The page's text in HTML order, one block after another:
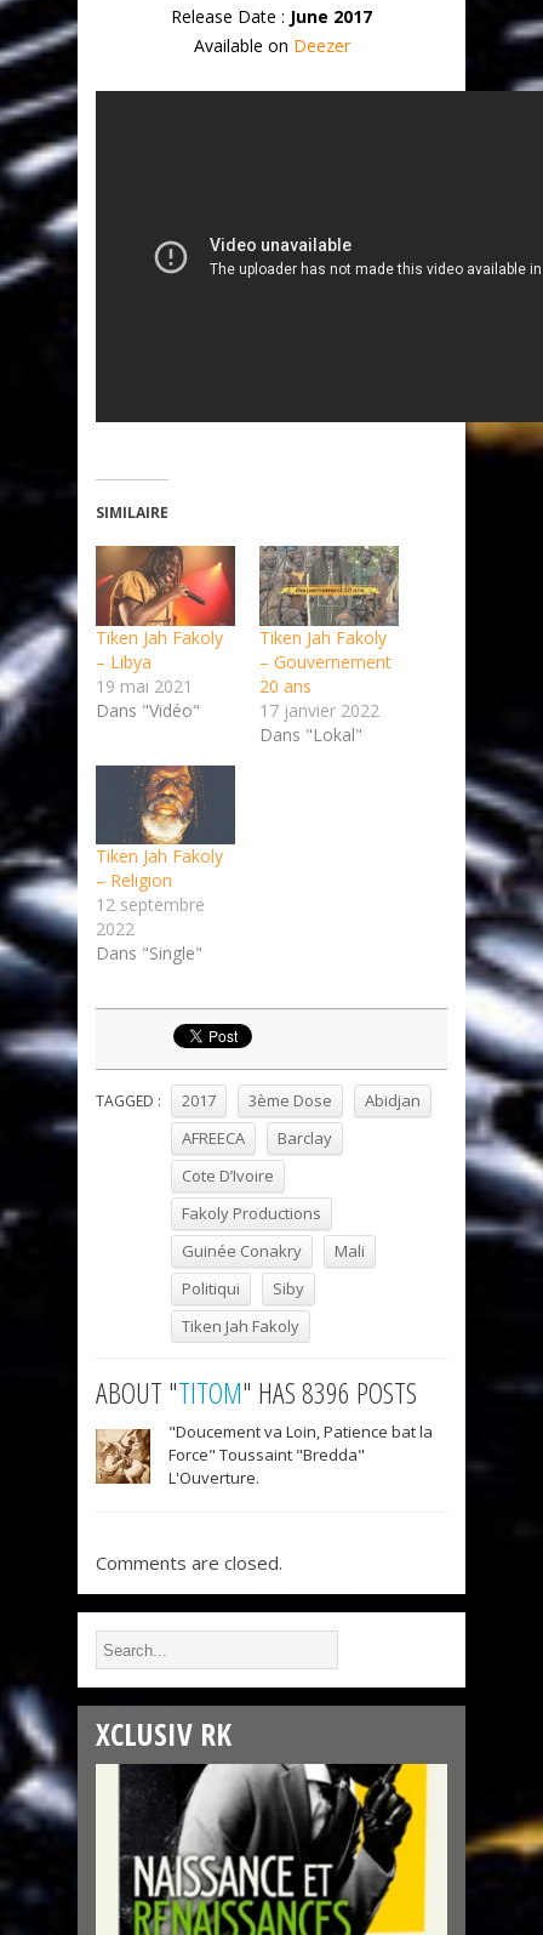
Release Date : June 2017
Available on Deezer
SIMILAIRE
Tiken Jah Fakoly
– Libya
19 mai 2021
Dans "Vidéo"
Tiken Jah Fakoly
– Gouvernement
20 ans
17 janvier 2022
Dans "Lokal"
Tiken Jah Fakoly
– Religion
12 septembre
2022
Dans "Single"
TAGGED : 2017 3ème Dose
Abidjan
AFREECA
Barclay
Cote D’Ivoire
Fakoly Productions
Guinée Conakry
Mali
Politiqui
Siby
Tiken Jah Fakoly
ABOUT "TITOM" HAS 8396 POSTS
"Doucement va Loin, Patience bat la
Force" Toussaint "Bredda"
L'Ouverture.
Comments are closed.
XCLUSIV RK